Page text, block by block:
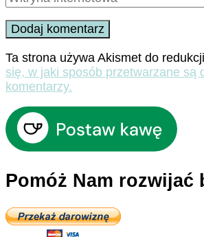
Ta strona używa Akismet do
się, w jaki sposób przetwarzane są
komentarzy.
Pomóż Nam rozwijać